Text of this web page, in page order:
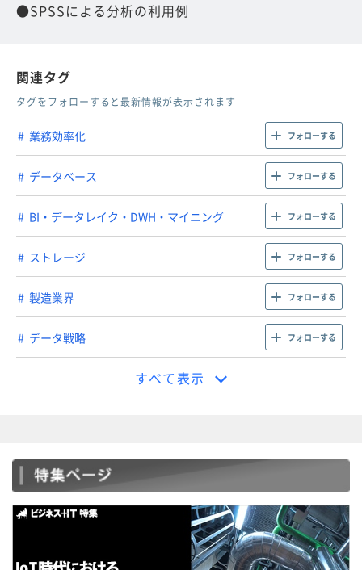
●SPSSによる分析の利用例
関連タグ
タグをフォローすると最新情報が表示されます
業務効率化 フォローする
データベース フォローする
BI・データレイク・DWH・マイニング フォローする
ストレージ フォローする
製造業界 フォローする
データ戦略 フォローする
すべて表示